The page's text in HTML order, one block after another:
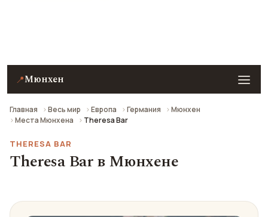
📍Мюнхен
Главная Весь мир Европа Германия
Мюнхен
Места Мюнхена
Theresa Bar
THERESA BAR
Theresa Bar в Мюнхене